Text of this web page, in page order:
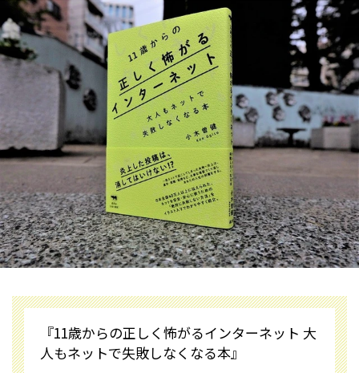
『11歳からの正しく怖がるインターネット 大
人もネットで失敗しなくなる本』